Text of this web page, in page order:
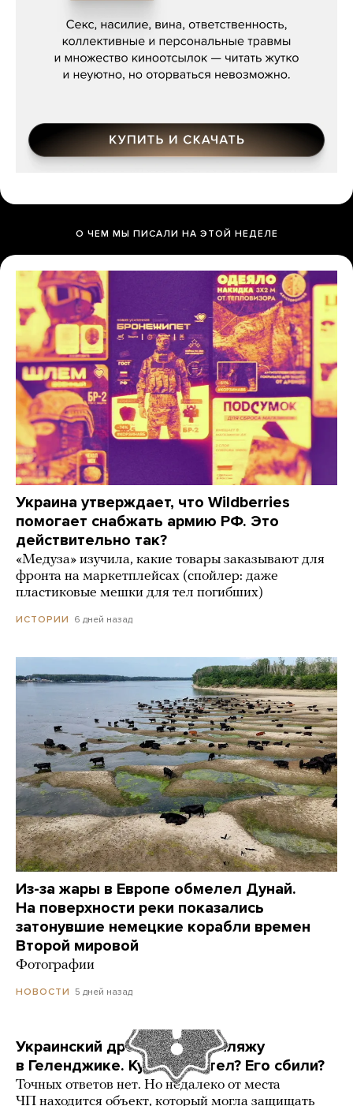
О ЧЕМ МЫ ПИСАЛИ НА ЭТОЙ НЕДЕЛЕ
Украина утверждает, что Wildberries
помогает снабжать армию РФ. Это
действительно так?
«Медуза» изучила, какие товары заказывают для
фронта на маркетплейсах (спойлер: даже
пластиковые мешки для тел погибших)
ИСТОРИИ 6 дней назад
Из-за жары в Европе обмелел Дунай.
На поверхности реки показались
затонувшие немецкие корабли времен
Второй мировой
Фотографии
НОВОСТИ 5 дней назад
Украинский дрон попал по пляжу
в Геленджике. Куда он летел? Его сбили?
Точных ответов нет. Но недалеко от места
ЧП находится объект, который могла защищать